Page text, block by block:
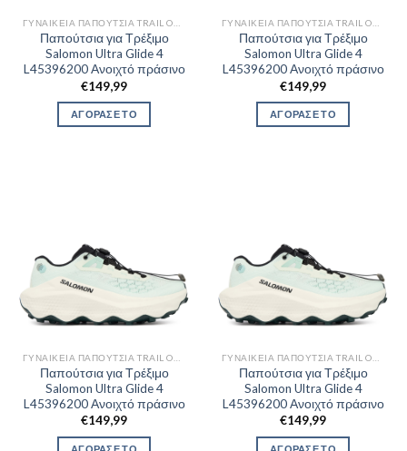
ΓΥΝΑΙΚΕΊΑ ΠΑΠΟΎΤΣΙΑ TRAIL OUTDOR
Παπούτσια για Τρέξιμο
Salomon Ultra Glide 4
L45396200 Ανοιχτό πράσινο
€149,99
ΑΓΟΡΑΣΕ ΤΟ
ΓΥΝΑΙΚΕΊΑ ΠΑΠΟΎΤΣΙΑ TRAIL OUTDOR
Παπούτσια για Τρέξιμο
Salomon Ultra Glide 4
L45396200 Ανοιχτό πράσινο
€149,99
ΑΓΟΡΑΣΕ ΤΟ
Παπούτσια για Τρέξιμο
Salomon Ultra Glide 4
L45396200 Ανοιχτό πράσινο
€149,99
Παπούτσια για Τρέξιμο
Salomon Ultra Glide 4
L45396200 Ανοιχτό πράσινο
€149,99